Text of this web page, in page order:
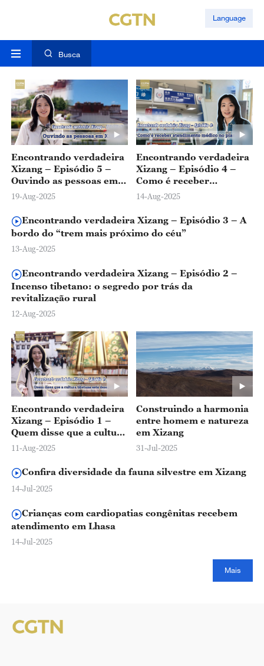
Language
Busca
Encontrando verdadeira
Xizang – Episódio 5 –
Ouvindo as pessoas em
Xizang
19-Aug-2025
Encontrando verdadeira
Xizang – Episódio 4 –
Como é receber
atendimento médico no
planalto?
14-Aug-2025
Encontrando verdadeira Xizang – Episódio 3 – A
bordo do “trem mais próximo do céu”
13-Aug-2025
Encontrando verdadeira Xizang – Episódio 2 –
Incenso tibetano: o segredo por trás da
revitalização rural
12-Aug-2025
Encontrando verdadeira
Xizang – Episódio 1 –
Quem disse que a cultura
tibetana está
desaparecendo?
11-Aug-2025
Construindo a harmonia
entre homem e natureza
em Xizang
31-Jul-2025
Confira diversidade da fauna silvestre em Xizang
14-Jul-2025
Crianças com cardiopatias congênitas recebem
atendimento em Lhasa
14-Jul-2025
Mais